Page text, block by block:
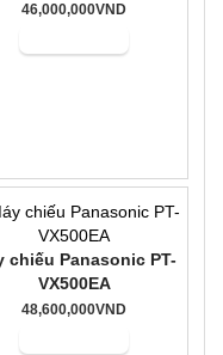
46,000,000VND
chiếu Panasonic PT-
VX500EA
48,600,000VND